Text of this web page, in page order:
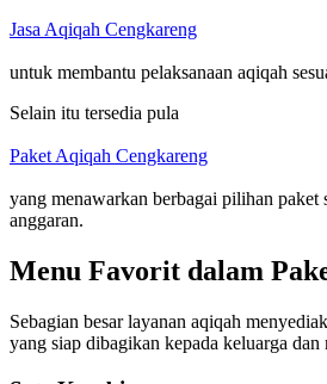
Jasa Aqiqah Cengkareng
untuk membantu pelaksanaan aqiqah
Selain itu tersedia pula
Paket Aqiqah Cengkareng
yang menawarkan berbagai pilihan paket
anggaran.
Menu Favorit dalam
Sebagian besar layanan aqiqah
yang siap dibagikan kepada keluarga dan